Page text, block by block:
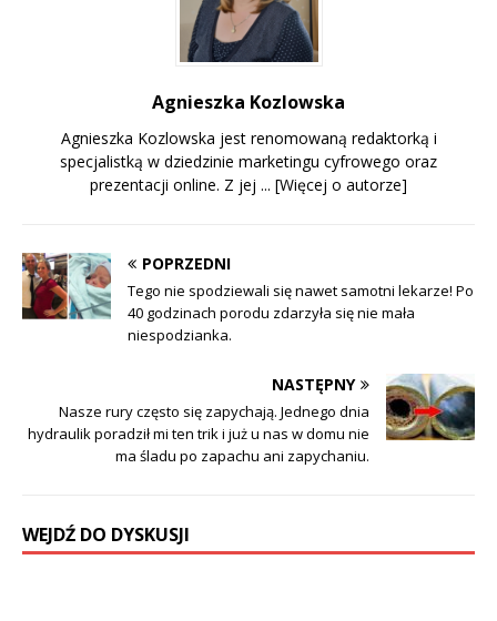
Agnieszka Kozlowska
Agnieszka Kozlowska jest renomowaną redaktorką i
specjalistką w dziedzinie marketingu cyfrowego oraz
prezentacji online. Z jej ... [Więcej o autorze]
POPRZEDNI
Tego nie spodziewali się nawet samotni lekarze! Po
40 godzinach porodu zdarzyła się nie mała
niespodzianka.
NASTĘPNY
Nasze rury często się zapychają. Jednego dnia
hydraulik poradził mi ten trik i już u nas w domu nie
ma śladu po zapachu ani zapychaniu.
WEJDŹ DO DYSKUSJI